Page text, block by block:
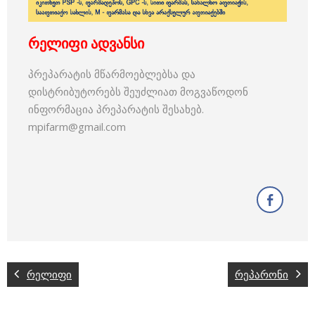
რელიფი ადვანსი
პრეპარატის მწარმოებლებსა და
დისტრიბუტორებს შეუძლიათ მოგვაწოდონ
ინფორმაცია პრეპარატის შესახებ.
mpifarm@gmail.com
რელიფი რეპარონი